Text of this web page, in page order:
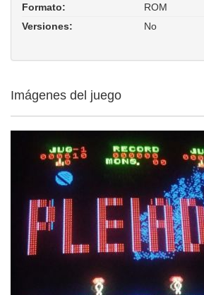
Formato:
ROM
Versiones:
No
Imágenes del juego